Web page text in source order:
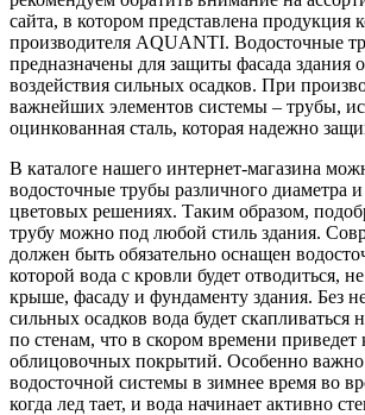
сайта, в котором представлена продукция
производителя AQUANTI. Водосточные
предназначены для защиты фасада здания
воздействия сильных осадков. При
важнейших элементов системы – трубы,
оцинкованная сталь, которая надежно
В каталоге нашего интернет-магазина
водосточные трубы различного диаметра
цветовых решениях. Таким образом,
трубу можно под любой стиль здания.
должен быть обязательно оснащен
которой вода с кровли будет отводиться,
крыше, фасаду и фундаменту здания. Без
сильных осадков вода будет скапливаться
по стенам, что в скором времени
облицовочных покрытий. Особенно
водосточной системы в зимнее время во
когда лед тает, и вода начинает активно